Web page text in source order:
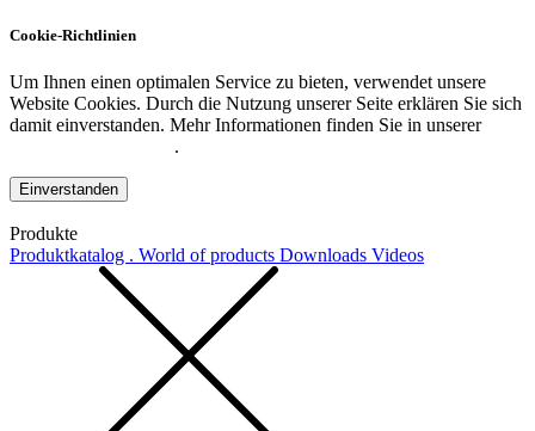
Cookie-Richtlinien
Um Ihnen einen optimalen Service zu bieten, verwendet unsere
Website Cookies. Durch die Nutzung unserer Seite erklären Sie sich
damit einverstanden. Mehr Informationen finden Sie in unserer
.
Einverstanden
Produkte
Produktkatalog . World of products Downloads Videos